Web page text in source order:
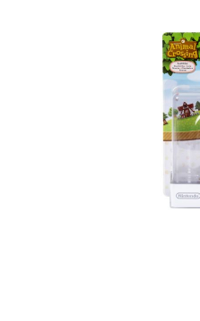
Switch Pro
XL kannst du amiibo
3DS, Nintendo 3DS
von Spielen! Neben